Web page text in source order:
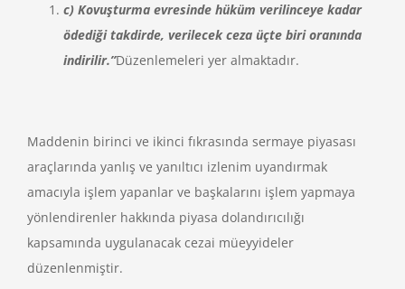
c) Kovuşturma evresinde hüküm verilinceye kadar
ödediği takdirde, verilecek ceza üçte biri oranında
indirilir.”Düzenlemeleri yer almaktadır.
Maddenin birinci ve ikinci fıkrasında sermaye piyasası
araçlarında yanlış ve yanıltıcı izlenim uyandırmak
amacıyla işlem yapanlar ve başkalarını işlem yapmaya
yönlendirenler hakkında piyasa dolandırıcılığı
kapsamında uygulanacak cezai müeyyideler
düzenlenmiştir.